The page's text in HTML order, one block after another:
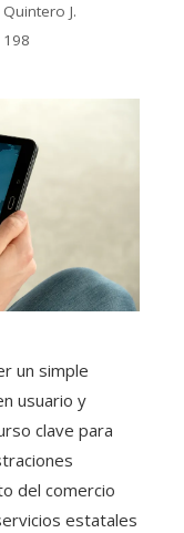
J.
198
un simple
usuario y
clave para
del comercio
estatales